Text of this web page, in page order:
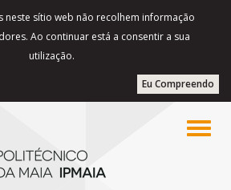
neste sítio web não recolhem informação
Ao continuar está a consentir a sua
utilização.
Eu Compreendo